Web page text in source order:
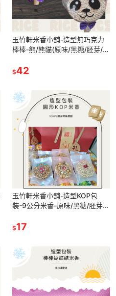
玉竹軒米香小舖-造型無巧克力
棒棒-熊/熊貓(原味/黑糖/胚芽/小
$42
玉竹軒米香小舖-造型KOP包
裝-9公分米香-原味/黑糖/胚芽
少10個)
$17